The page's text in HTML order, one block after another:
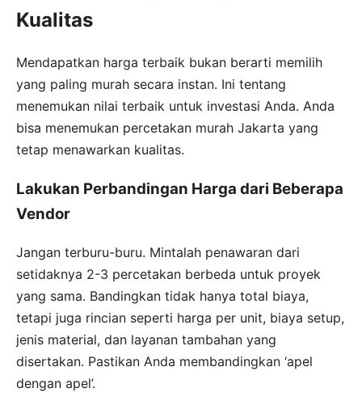
Kualitas
Mendapatkan harga terbaik bukan berarti memilih
yang paling murah secara instan. Ini tentang
menemukan nilai terbaik untuk investasi Anda. Anda
bisa menemukan percetakan murah Jakarta yang
tetap menawarkan kualitas.
Lakukan Perbandingan Harga dari Beberapa
Vendor
Jangan terburu-buru. Mintalah penawaran dari
setidaknya 2-3 percetakan berbeda untuk proyek
yang sama. Bandingkan tidak hanya total biaya,
tetapi juga rincian seperti harga per unit, biaya setup,
jenis material, dan layanan tambahan yang
disertakan. Pastikan Anda membandingkan ‘apel
dengan apel’.